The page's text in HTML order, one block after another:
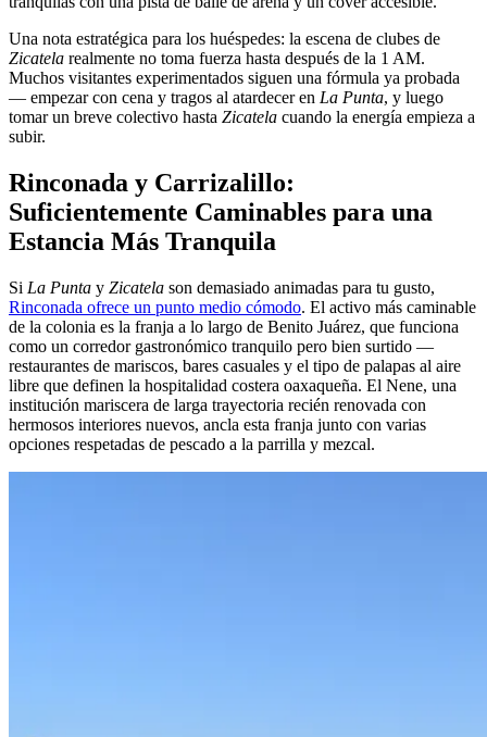
Una nota estratégica para los huéspedes: la escena de clubes de
Zicatela realmente no toma fuerza hasta después de la 1 AM.
Muchos visitantes experimentados siguen una fórmula ya probada
— empezar con cena y tragos al atardecer en La Punta, y luego
tomar un breve colectivo hasta Zicatela cuando la energía empieza a
subir.
Rinconada y Carrizalillo:
Suficientemente Caminables para una
Estancia Más Tranquila
Si La Punta y Zicatela son demasiado animadas para tu gusto,
Rinconada ofrece un punto medio cómodo. El activo más caminable
de la colonia es la franja a lo largo de Benito Juárez, que funciona
como un corredor gastronómico tranquilo pero bien surtido —
restaurantes de mariscos, bares casuales y el tipo de palapas al aire
libre que definen la hospitalidad costera oaxaqueña. El Nene, una
institución mariscera de larga trayectoria recién renovada con
hermosos interiores nuevos, ancla esta franja junto con varias
opciones respetadas de pescado a la parrilla y mezcal.